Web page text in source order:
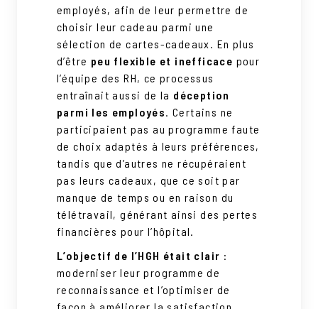
employés, afin de leur permettre de
choisir leur cadeau parmi une
sélection de cartes-cadeaux. En plus
d’être peu flexible et inefficace pour
l’équipe des RH, ce processus
entraînait aussi de la déception
parmi les employés
. Certains ne
participaient pas au programme faute
de choix adaptés à leurs préférences,
tandis que d’autres ne récupéraient
pas leurs cadeaux, que ce soit par
manque de temps ou en raison du
télétravail, générant ainsi des pertes
financières pour l’hôpital.
L’objectif de l’HGH était clair :
moderniser leur programme de
reconnaissance et l’optimiser de